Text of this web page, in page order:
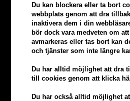
Du kan blockera eller ta bort
webbplats genom att dra
inaktivera dem i din
bör dock vara medveten om
avmarkeras eller tas bort kan
och tjänster som inte längre
Du har alltid möjlighet att dra
till cookies genom att klicka
Du har också alltid möjlighet
Tjäna5% bonus
beställning